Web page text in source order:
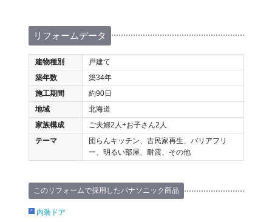
リフォームデータ
建物種別
戸建て
築年数
築34年
施工期間
約90日
地域
北海道
家族構成
ご夫婦2人+お子さん2人
テーマ
団らんキッチン、古民家再生、バリアフリ
ー、明るい部屋、耐震、その他
このリフォームで採用したパナソニック商品
内装ドア